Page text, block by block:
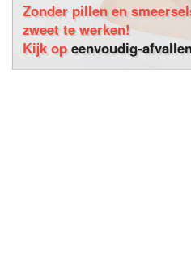
Zonder pillen en
zweet te werken!
Kijk opeenvoudig-